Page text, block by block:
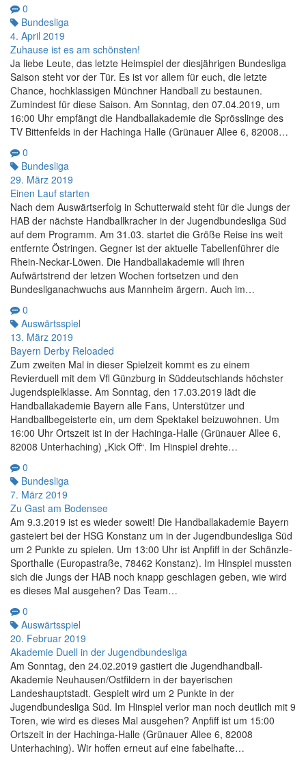
0
Bundesliga
4. April 2019
Zuhause ist es am schönsten!
Ja liebe Leute, das letzte Heimspiel der diesjährigen Bundesliga
Saison steht vor der Tür. Es ist vor allem für euch, die letzte
Chance, hochklassigen Münchner Handball zu bestaunen.
Zumindest für diese Saison. Am Sonntag, den 07.04.2019, um
16:00 Uhr empfängt die Handballakademie die Sprösslinge des
TV Bittenfelds in der Hachinga Halle (Grünauer Allee 6, 82008…
0
Bundesliga
29. März 2019
Einen Lauf starten
Nach dem Auswärtserfolg in Schutterwald steht für die Jungs der
HAB der nächste Handballkracher in der Jugendbundesliga Süd
auf dem Programm. Am 31.03. startet die Größe Reise ins weit
entfernte Östringen. Gegner ist der aktuelle Tabellenführer die
Rhein-Neckar-Löwen. Die Handballakademie will ihren
Aufwärtstrend der letzen Wochen fortsetzen und den
Bundesliganachwuchs aus Mannheim ärgern. Auch im…
0
Auswärtsspiel
13. März 2019
Bayern Derby Reloaded
Zum zweiten Mal in dieser Spielzeit kommt es zu einem
Revierduell mit dem Vfl Günzburg in Süddeutschlands höchster
Jugendspielklasse. Am Sonntag, den 17.03.2019 lädt die
Handballakademie Bayern alle Fans, Unterstützer und
Handballbegeisterte ein, um dem Spektakel beizuwohnen. Um
16:00 Uhr Ortszeit ist in der Hachinga-Halle (Grünauer Allee 6,
82008 Unterhaching) „Kick Off“. Im Hinspiel drehte…
0
Bundesliga
7. März 2019
Zu Gast am Bodensee
Am 9.3.2019 ist es wieder soweit! Die Handballakademie Bayern
gasteiert bei der HSG Konstanz um in der Jugendbundesliga Süd
um 2 Punkte zu spielen. Um 13:00 Uhr ist Anpfiff in der Schänzle-
Sporthalle (Europastraße, 78462 Konstanz). Im Hinspiel mussten
sich die Jungs der HAB noch knapp geschlagen geben, wie wird
es dieses Mal ausgehen? Das Team…
0
Auswärtsspiel
20. Februar 2019
Akademie Duell in der Jugendbundesliga
Am Sonntag, den 24.02.2019 gastiert die Jugendhandball-
Akademie Neuhausen/Ostfildern in der bayerischen
Landeshauptstadt. Gespielt wird um 2 Punkte in der
Jugendbundesliga Süd. Im Hinspiel verlor man noch deutlich mit 9
Toren, wie wird es dieses Mal ausgehen? Anpfiff ist um 15:00
Ortszeit in der Hachinga-Halle (Grünauer Allee 6, 82008
Unterhaching). Wir hoffen erneut auf eine fabelhafte…